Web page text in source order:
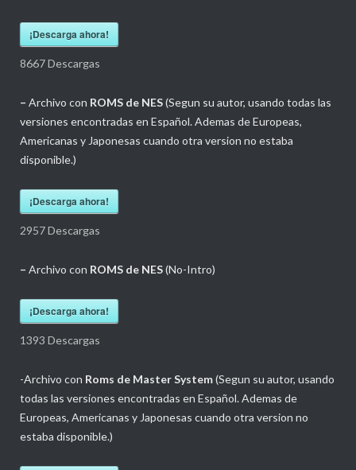
¡Descarga ahora!
8667Descargas
– Archivo con ROMS de NES(Segun su autor, usando todas las
versiones encontradas en Español. Ademas de Europeas,
Americanas y Japonesas cuando otra version no estaba
disponible.)
¡Descarga ahora!
2957Descargas
– Archivo con ROMS de NES(No-Intro)
¡Descarga ahora!
1393 Descargas
-Archivo con Roms de Master System(Segun su autor, usando
todas las versiones encontradas en Español. Ademas de
Europeas, Americanas y Japonesas cuando otra version no
estaba disponible.)